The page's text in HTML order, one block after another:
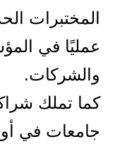
المختبرات
عمليًا في
والشركات.
كما تملك
جامعات في